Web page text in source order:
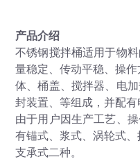
产品介绍
不锈钢搅拌桶适用于物
量稳定、传动平稳、操
体、桶盖、搅拌器、电
封装置、等组成，并配有
由于用户因生产工艺、
有锚式、浆式、涡轮式
支承式二种。